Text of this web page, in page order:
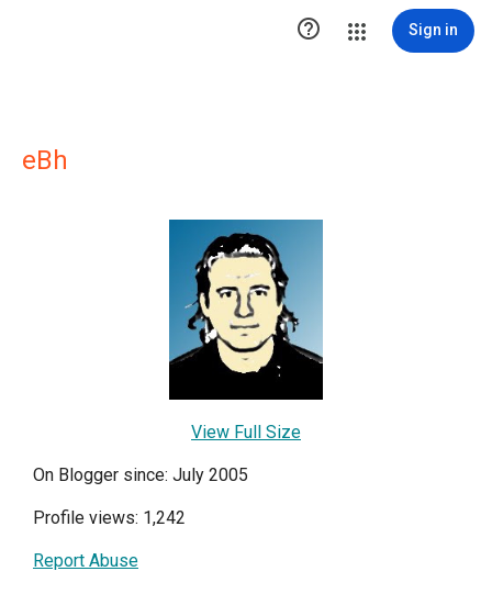
 Sign in
eBh
View Full Size
On Blogger since: July 2005
Profile views: 1,242
Report Abuse